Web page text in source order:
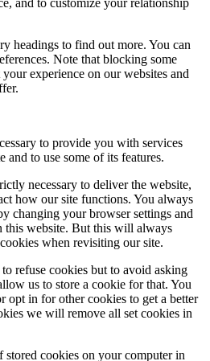
headings to find out more. You can
Note that blocking some
experience on our websites and
to provide you with services
and to use some of its features.
necessary to deliver the website,
how our site functions. You always
changing your browser settings and
this website. But this will always
when revisiting our site.
refuse cookies but to avoid asking
us to store a cookie for that. You
opt in for other cookies to get a better
we will remove all set cookies in
cookies on your computer in